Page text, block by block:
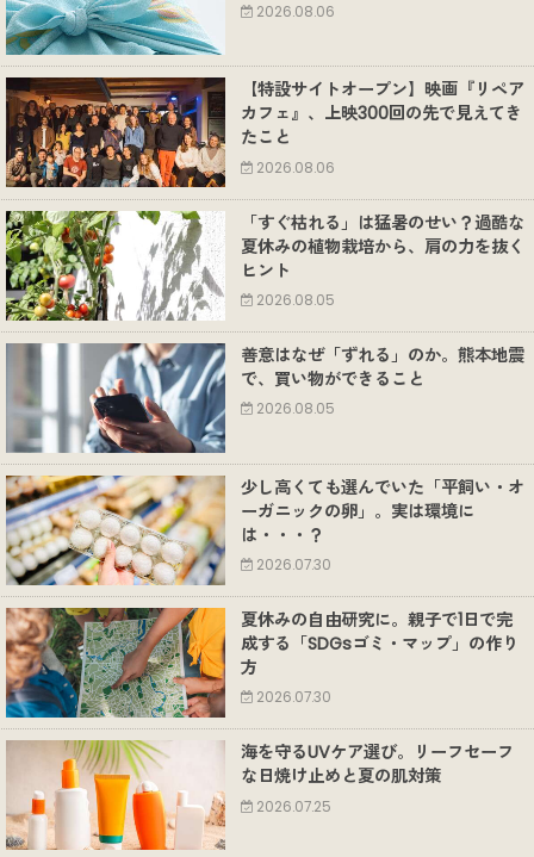
2026.08.06
【特設サイトオープン】映画『リペア
カフェ』、上映300回の先で見えてき
たこと
2026.08.06
「すぐ枯れる」は猛暑のせい？過酷な
夏休みの植物栽培から、肩の力を抜く
ヒント
2026.08.05
善意はなぜ「ずれる」のか。熊本地震
で、買い物ができること
2026.08.05
少し高くても選んでいた「平飼い・オ
ーガニックの卵」。実は環境に
は・・・？
2026.07.30
夏休みの自由研究に。親子で1日で完
成する「SDGsゴミ・マップ」の作り
方
2026.07.30
海を守るUVケア選び。リーフセーフ
な日焼け止めと夏の肌対策
2026.07.25